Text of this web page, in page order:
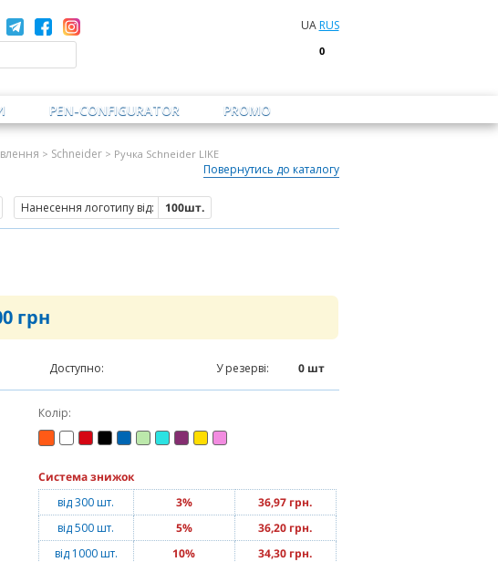
UA RUS
0
PEN-CONFIGURATOR PROMO
> Schneider > Ручка Schneider LIKE
Повернутись до каталогу
Нанесення логотипу від: 100шт.
грн
Доступно: У резерві: 0шт
Колір:
Система знижок
від 300 шт.
3%
36,97 грн.
від 500 шт.
5%
36,20 грн.
від 1000 шт.
10%
34,30 грн.